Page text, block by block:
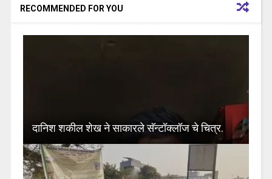
RECOMMENDED FOR YOU
दानिश शकील शेख ने साकारले सॅन्टॉक्लॉज चे चित्र.